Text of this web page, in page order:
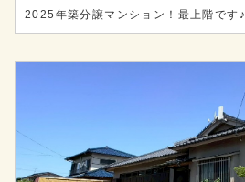
2025年築分譲マンション！最上階です♪